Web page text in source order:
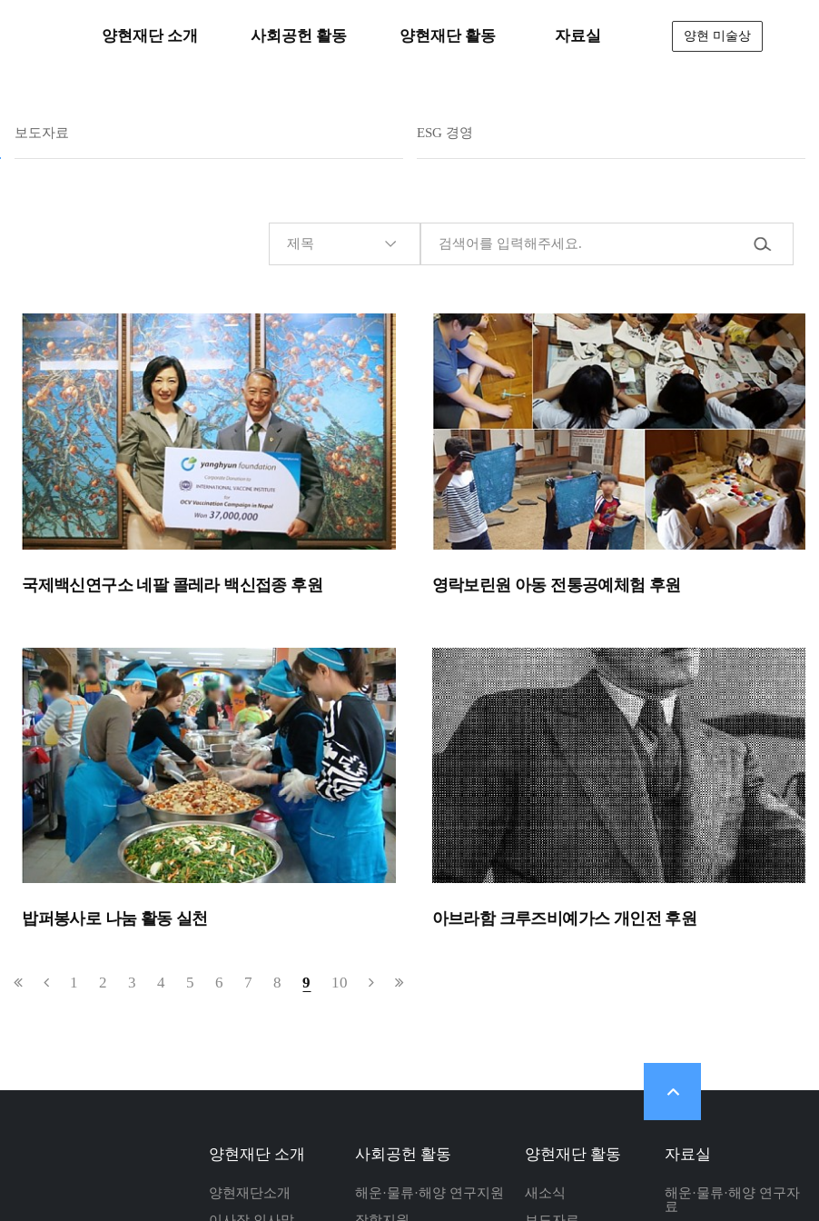
양현재단 소개 사회공헌 활동 양현재단 활동 자료실 양현 미술상
보도자료 ESG 경영
국제백신연구소 네팔 콜레라 백신접종 후원 영락보린원 아동 전통공예체험 후원
밥퍼봉사로 나눔 활동 실천 아브라함 크루즈비예가스 개인전 후원
1 2 3 4 5 6 7 8 9 10
양현재단 소개
양현재단소개
사회공헌 활동
해운·물류·해양 연구지원
양현재단 활동
새소식
자료실
해운·물류·해양 연구자
료